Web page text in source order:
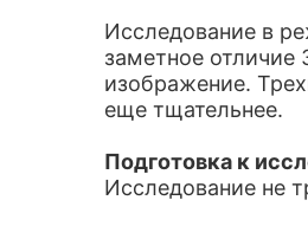
Исследование в
заметное отличие
изображение.
еще тщательнее.
Подготовка к
Исследование не